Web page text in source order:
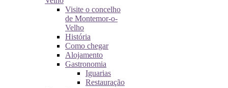
Visite o concelho
de Montemor-o-
Velho
História
Como chegar
Alojamento
Gastronomia
Iguarias
Restauração